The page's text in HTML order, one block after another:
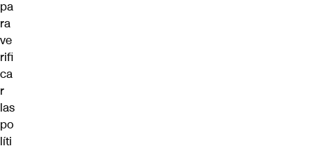
pa
ra
ve
rifi
ca
r
las
po
líti